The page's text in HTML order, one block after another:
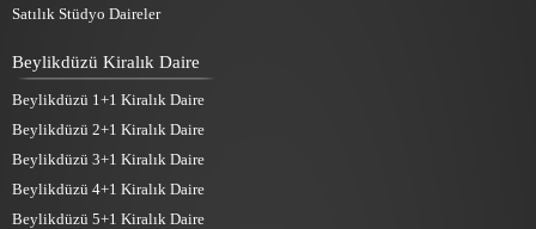
Satılık Stüdyo Daireler
Beylikdüzü Kiralık Daire
Beylikdüzü 1+1 Kiralık Daire
Beylikdüzü 2+1 Kiralık Daire
Beylikdüzü 3+1 Kiralık Daire
Beylikdüzü 4+1 Kiralık Daire
Beylikdüzü 5+1 Kiralık Daire